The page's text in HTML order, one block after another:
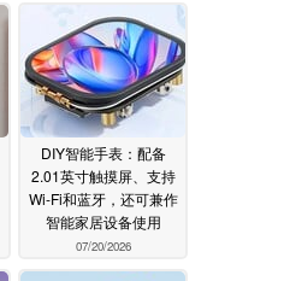
DIY智能手表：配备
2.01英寸触摸屏、支持
Wi-Fi和蓝牙，还可兼作
智能家居设备使用
07/20/2026